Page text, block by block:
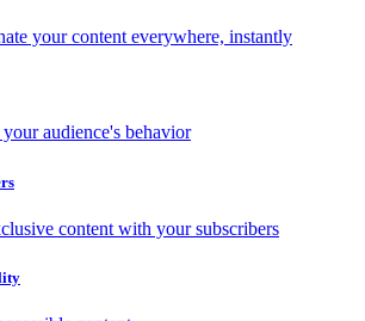
your content everywhere, instantly
audience's behavior
content with your subscribers